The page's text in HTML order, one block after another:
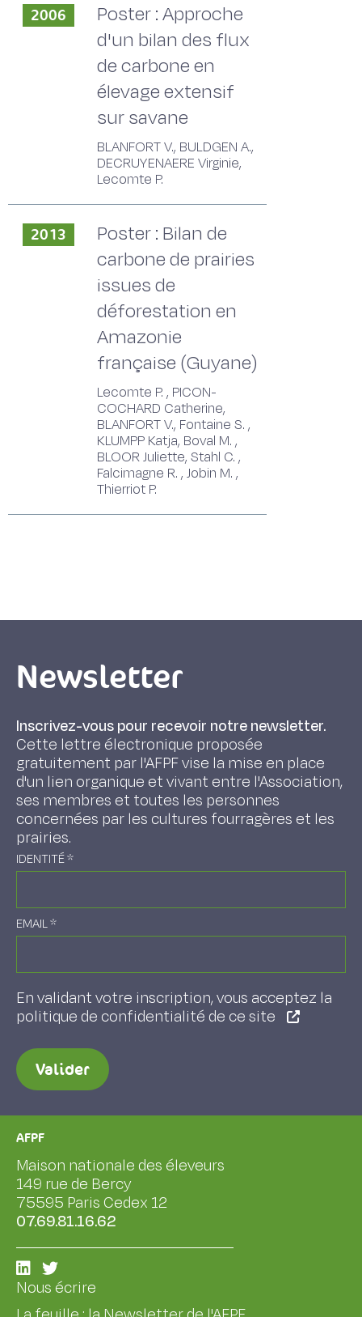
2006
Poster : Approche
d'un bilan des flux
de carbone en
élevage extensif
sur savane
BLANFORT V., BULDGEN A.,
DECRUYENAERE Virginie,
Lecomte P.
2013
Poster : Bilan de
carbone de prairies
issues de
déforestation en
Amazonie
française (Guyane)
Lecomte P. , PICON-
COCHARD Catherine,
BLANFORT V., Fontaine S. ,
KLUMPP Katja, Boval M. ,
BLOOR Juliette, Stahl C. ,
Falcimagne R. , Jobin M. ,
Thierriot P.
Newsletter
Inscrivez-vous pour recevoir notre newsletter.
Cette lettre électronique proposée
gratuitement par l'AFPF vise la mise en place
d'un lien organique et vivant entre l'Association,
ses membres et toutes les personnes
concernées par les cultures fourragères et les
prairies.
IDENTITÉ*
EMAIL*
En validant votre inscription, vous acceptez la
politique de confidentialité de ce site
Valider
AFPF
Maison nationale des éleveurs
149 rue de Bercy
75595 Paris Cedex 12
07.69.81.16.62
Nous écrire